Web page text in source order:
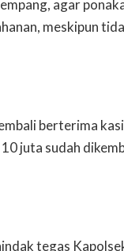
agar
meskipun
berterima
juta sudah
tegas